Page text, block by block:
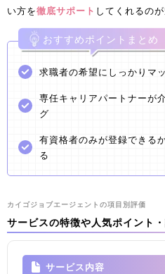
い方を徹底サポート してくれるのが
おすすめポイントまとめ
求職者の希望にしっかりマ
専任キャリアパートナーが
グ
有資格者のみが登録できる
る
カイゴジョブエージェントの項目別評価
サービスの特徴や人気ポイント
サービス内容